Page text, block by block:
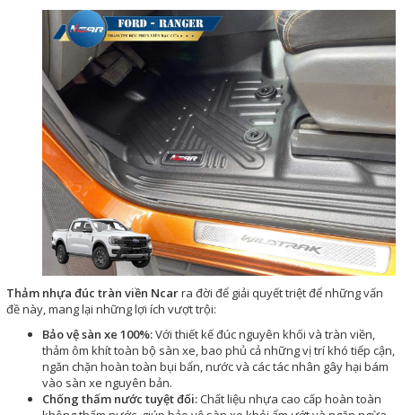
Thảm nhựa đúc tràn viền Ncarra đời để giải quyết triệt để những vấn
đề này, mang lại những lợi ích vượt trội:
Bảo vệ sàn xe 100%:Với thiết kế đúc nguyên khối và tràn viền,
thảm ôm khít toàn bộ sàn xe, bao phủ cả những vị trí khó tiếp cận,
ngăn chặn hoàn toàn bụi bẩn, nước và các tác nhân gây hại bám
vào sàn xe nguyên bản.
Chống thấm nước tuyệt đối:Chất liệu nhựa cao cấp hoàn toàn